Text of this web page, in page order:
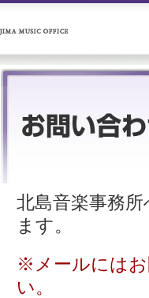
北島音楽事務
ます。
※メールにはお
い。